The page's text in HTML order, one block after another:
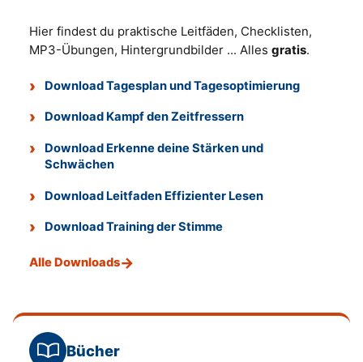
Hier findest du praktische Leitfäden, Checklisten,
MP3-Übungen, Hintergrundbilder ... Alles gratis.
Download Tagesplan und Tagesoptimierung
Download Kampf den Zeitfressern
Download Erkenne deine Stärken und
Schwächen
Download Leitfaden Effizienter Lesen
Download Training der Stimme
Alle Downloads
Bücher